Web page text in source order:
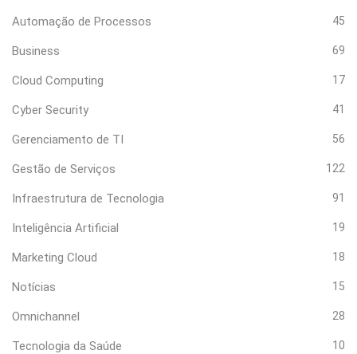
Automação de Processos 45
Business 69
Cloud Computing 17
Cyber Security 41
Gerenciamento de TI 56
Gestão de Serviços 122
Infraestrutura de Tecnologia 91
Inteligência Artificial 19
Marketing Cloud 18
Notícias 15
Omnichannel 28
Tecnologia da Saúde 10